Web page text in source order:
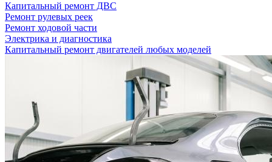
Капитальный ремонт ДВС
Ремонт рулевых реек
Ремонт ходовой части
Электрика и диагностика
Капитальный ремонт двигателей любых моделей